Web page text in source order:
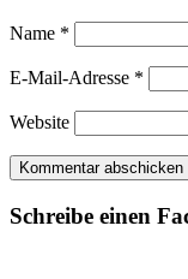
Name *
E-Mail-Adresse *
Website
Schreibe einen